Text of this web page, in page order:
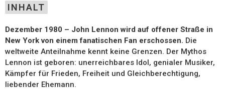
INHALT
Dezember 1980 – John Lennon wird auf offener Straße in
New York von einem fanatischen Fan erschossen. Die
weltweite Anteilnahme kennt keine Grenzen. Der Mythos
Lennon ist geboren: unerreichbares Idol, genialer Musiker,
Kämpfer für Frieden, Freiheit und Gleichberechtigung,
liebender Ehemann.